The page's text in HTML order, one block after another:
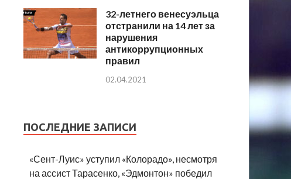
32-летнего венесуэльца
отстранили на 14 лет за
нарушения
антикоррупционных
правил
02.04.2021
ПОСЛЕДНИЕ ЗАПИСИ
«Сент-Луис» уступил «Колорадо», несмотря
на ассист Тарасенко, «Эдмонтон» победил